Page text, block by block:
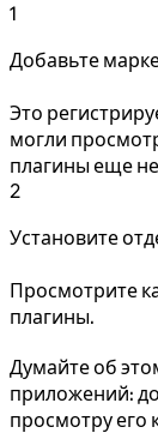
1
Добавьте
Это
могли
плагины еще
2
Установите
Просмотрите
плагины.
Думайте об
приложений:
просмотру его